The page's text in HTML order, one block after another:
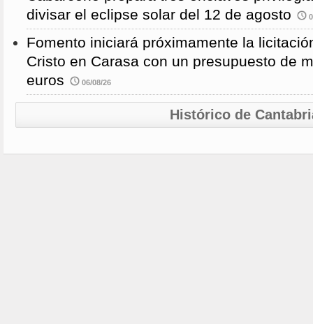
divisar el eclipse solar del 12 de agosto
Fomento iniciará próximamente la
Cristo en Carasa con un presupuesto de
euros
06/08/26
Histórico de